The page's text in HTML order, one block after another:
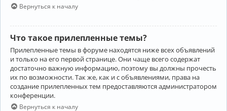
Вернуться к началу
Что такое прилепленные темы?
Прилепленные темы в форуме находятся ниже всех объявлений
и только на его первой странице. Они чаще всего содержат
достаточно важную информацию, поэтому вы должны прочесть
их по возможности. Так же, как и с объявлениями, права на
создание прилепленных тем предоставляются администратором
конференции.
Вернуться к началу